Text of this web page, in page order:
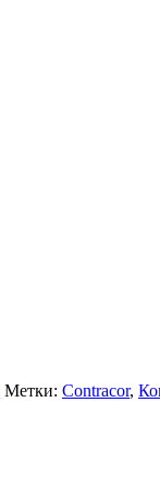
Метки: Contracor,